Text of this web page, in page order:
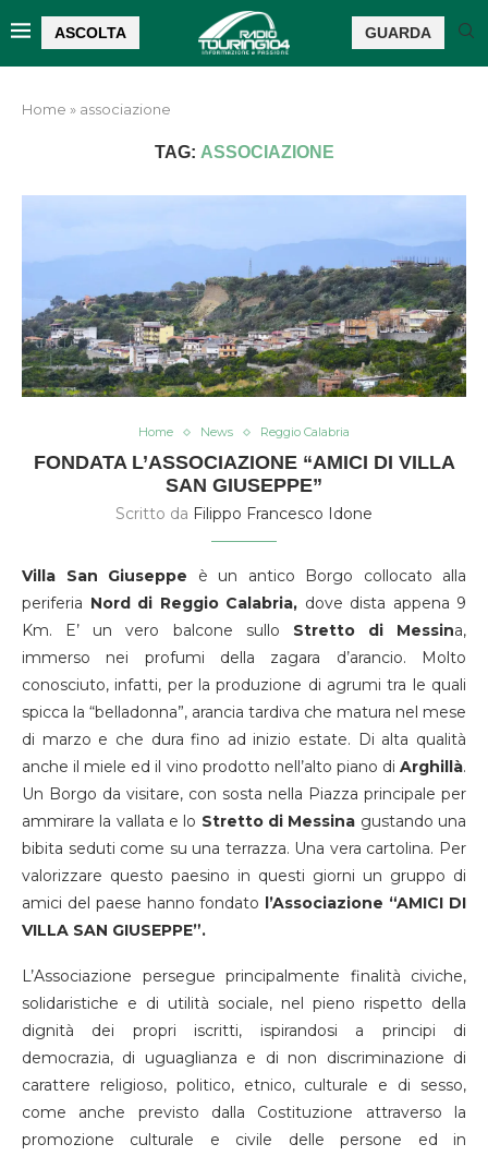
ASCOLTA GUARDA
Home » associazione
TAG: ASSOCIAZIONE
Home News Reggio Calabria
FONDATA L’ASSOCIAZIONE “AMICI DI VILLA
SAN GIUSEPPE”
Scritto da Filippo Francesco Idone
Villa San Giuseppe è un antico Borgo collocato alla
periferia Nord di Reggio Calabria, dove dista appena 9
Km. E’ un vero balcone sullo Stretto di Messina,
immerso nei profumi della zagara d’arancio. Molto
conosciuto, infatti, per la produzione di agrumi tra le quali
spicca la “belladonna”, arancia tardiva che matura nel mese
di marzo e che dura fino ad inizio estate. Di alta qualità
anche il miele ed il vino prodotto nell’alto piano di Arghillà.
Un Borgo da visitare, con sosta nella Piazza principale per
ammirare la vallata e lo Stretto di Messina gustando una
bibita seduti come su una terrazza. Una vera cartolina. Per
valorizzare questo paesino in questi giorni un gruppo di
amici del paese hanno fondato l’Associazione “AMICI DI
VILLA SAN GIUSEPPE”.
L’Associazione persegue principalmente finalità civiche,
solidaristiche e di utilità sociale, nel pieno rispetto della
dignità dei propri iscritti, ispirandosi a principi di
democrazia, di uguaglianza e di non discriminazione di
carattere religioso, politico, etnico, culturale e di sesso,
come anche previsto dalla Costituzione attraverso la
promozione culturale e civile delle persone ed in